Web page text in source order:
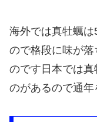
海外では真牡蠣
ので格段に味が
のです日本では
のがあるので通